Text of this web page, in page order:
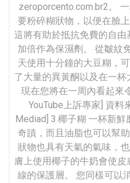
zeroporcento.com.br2。
要粉碎糊狀物，以便在臉
這將有助於抵抗免費的自
加倍作為保濕劑。 從皺紋
天使用十分鐘的大豆糊，
了大量的異黃酮以及在一杯
現在您將在一周內看起來
YouTube上訴專家] 資料
Mediad] 3.椰子糊 一杯新
奇蹟，而且油脂也可以幫
狀物也具有天氣的氣味，
膚上使用椰子的牛奶會使
線的保護層。 您同樣可以